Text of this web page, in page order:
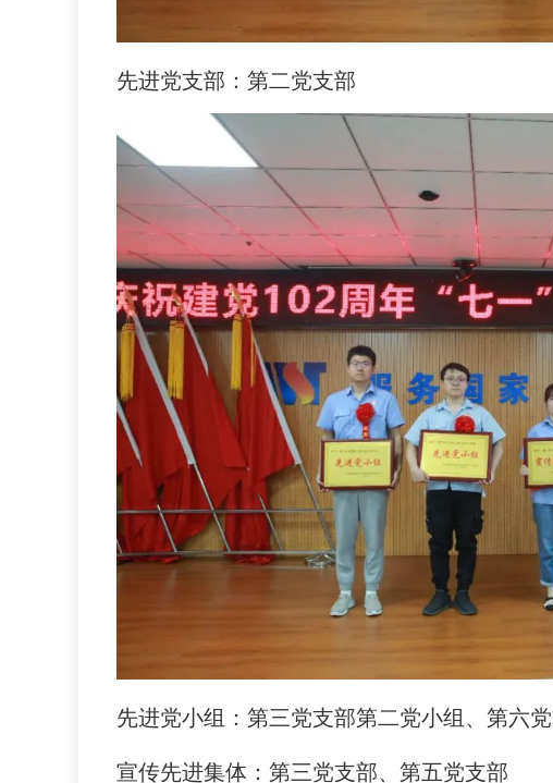
先进党支部：第二党支部
先进党小组：第三党支部第二党小组、第六
宣传先进集体：第三党支部、第五党支部